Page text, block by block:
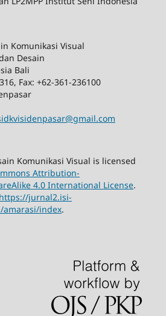
Komunikasi Visual
Desain
Bali
Fax: +62-361-236100
Komunikasi Visual is licensed
Attribution-
4.0 International License.
https://jurnal2.isi-
amarasi/index.